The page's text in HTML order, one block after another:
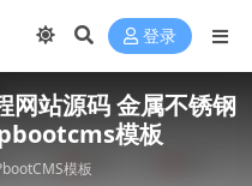
登录
网站源码 金属不锈钢
模板
模板